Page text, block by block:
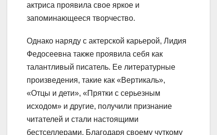
актриса проявила свое яркое и
запоминающееся творчество.
Однако наряду с актерской карьерой, Лидия
Федосеевна также проявила себя как
талантливый писатель. Ее литературные
произведения, такие как «Вертикаль»,
«Отцы и дети», «Прятки с серьезным
исходом» и другие, получили признание
читателей и стали настоящими
бестселлерами. Благодаря своему чуткому